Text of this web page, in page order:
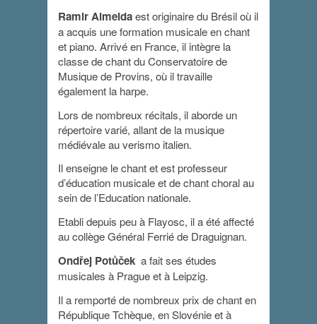
Ramir Almeidaest originaire du Brésil où il
a acquis une formation musicale en chant
et piano. Arrivé en France, il intègre la
classe de chant du Conservatoire de
Musique de Provins, où il travaille
également la harpe.
Lors de nombreux récitals, il aborde un
répertoire varié, allant de la musique
médiévale au verismo italien.
Il enseigne le chant et est professeur
d’éducation musicale et de chant choral au
sein de l’Education nationale.
Etabli depuis peu à Flayosc, il a été affecté
au collège Général Ferrié de Draguignan.
Ondřej Potůčeka fait ses études
musicales à Prague et à Leipzig.
Il a remporté de nombreux prix de chant en
République Tchèque, en Slovénie et à